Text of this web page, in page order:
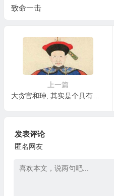
致命一击
上一篇
大贪官和珅, 其实是个具有MBA能力的高级人才?
发表评论
匿名网友